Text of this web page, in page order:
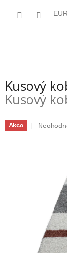
EUR
Kusový
Kusový
Akce